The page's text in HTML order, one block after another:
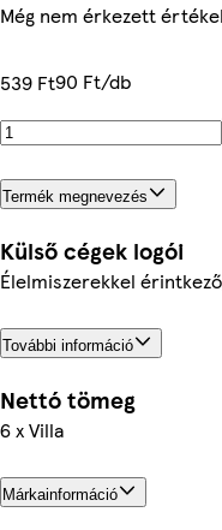
Még nem érkezett
539 Ft90 Ft/db
Termék megnevezés
Külső cégek logói
Élelmiszerekkel
További információ
Nettó tömeg
6 x Villa
Márkainformáció